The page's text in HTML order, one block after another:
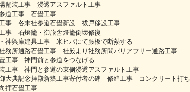
舗装工事 浸透アスファルト工事
道工事 石畳工事
事 各末社参道石畳新設 祓戸移設工事
事 石燈籠・御旅舎燈籠倒壊修復
神輿庫建具工事 米ヒバにて腰板で断熱する
務所通路石畳工事 社殿より社務所間バリアフリー通路工事
工事 神門前と参道をつなげる
工事 神門と参道の東側浸透アスファルト工事
大典記念拝殿新築工事寄付者の碑 修繕工事 コンクリート打ち
拝石畳工事